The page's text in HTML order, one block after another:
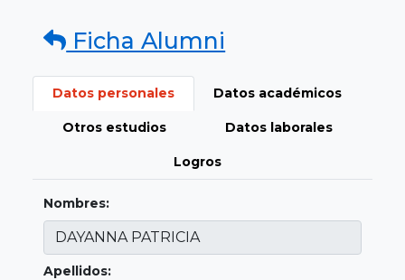
Ficha Alumni
Datos personales Datos académicos
Otros estudios Datos laborales
Logros
Nombres:
Apellidos: